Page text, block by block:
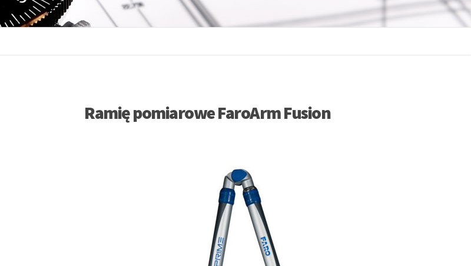
Ramię pomiarowe FaroArm Fusion